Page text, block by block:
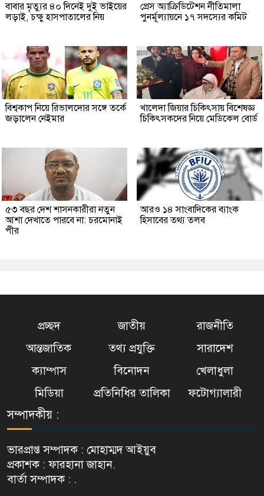
বাবার মৃত্যুর ৪০ দিনেই দুই ভাইয়ের
লড়াই, চক্ষু হাসপাতালের নিয়
প্রেস অ্যাক্রিডিটেশন নীতিমালা
পুনর্মূল্যায়নে ১৭ সদস্যের কমিট
বিশ্বকাপ নিয়ে রিভালদোর সঙ্গে তর্কে
জড়ালেন নেইমার
খালেদা জিয়ার চিকিৎসায় বিশেষজ্ঞ
চিকিৎসকদের নিয়ে মেডিকেল বোর্ড
৫৩ বছর দেশ শাসনকারীরা নতুন
আশা দেখাতে পারবে না: চরমোনাই
পীর
আরও ১৪ সাংবাদিকের ব্যাংক
হিসাবের তথ্য তলব
প্রচ্ছদ জাতীয়
রাজনীতি
আন্তজাতিক
তথ্য প্রযুক্তি
সারাদেশ
ক্যাম্পাস
বিনোদন
খেলাধুলা
মিডিয়া
প্রতিনিধির তালিকা ফটোগ্যালারী
সম্পাদকীয় :
ভারপ্রাপ্ত সম্পাদক : মোহাম্মদ আইয়ুব
প্রকাশক : ফারহানা জাহান.
বার্তা সম্পাদক : .